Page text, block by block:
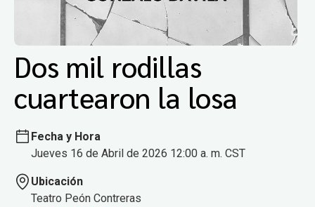
Dos mil rodillas
cuartearon la losa
Fecha y Hora
Jueves 16 de Abril de 2026 12:00 a. m. CST
Ubicación
Teatro Peón Contreras